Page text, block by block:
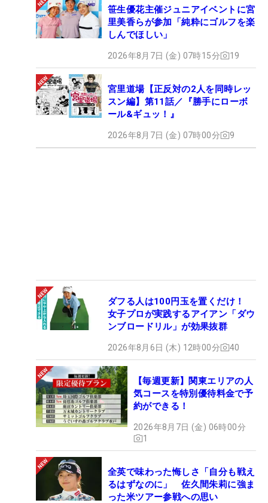
笹生優花主催ジュニアイベントに宮
里美香らが参加「純粋にゴルフを楽
しんでほしい」
2026年8月7日 (金) 07時15分 19
宮里道場【正反対の2人を同時レッ
スン編】第11話／『勝手にローボ
ール&ギュッ！』
2026年8月7日 (金) 07時00分 9
ダフる人は100円玉を置くだけ！
女子プロが実践するアイアン「ダウ
ンブロードリル」が効果抜群
2026年8月6日 (木) 12時00分 40
【毎週更新】関東エリアの人
気コースを特別優待料金で予
約ができる！
2026年8月7日 (金) 06時00分
1
全英で味わった悔しさ「自分も戦え
るはずなのに」 佐久間朱莉に強ま
った米ツアー参戦への思い